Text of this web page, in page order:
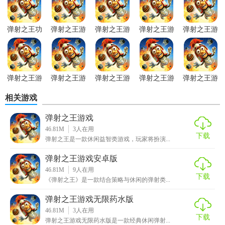
2. 利用道具：游戏中会随机出现各种道具，如加速、减速、
分裂等，合理利用这些道具可以事半功倍。
3. 连续弹射：注意炮弹的弹射路径，尽可能实现多次连续弹
射，以最大化伤害。
弹射之王游戏汉化版亮点
1. 丰富的关卡设计：包含多个不同难度和主题的关卡，保证
游戏的可玩性和挑战性。
2. 精美画面：采用卡通风格的画面设计，色彩鲜艳，角色形
象可爱，提升游戏趣味性。
3. 多样化角色：玩家可以解锁并扮演不同特性的国王角色，
每个角色都有独特的技能和属性。
4. 社交互动：支持多人在线对战，可以与好友一起组队挑
战，增加游戏的互动性。
弹射之王功
能强化新版
弹射之王游
戏官方版
弹射之王游
戏无限药水
版
弹射之王游
戏去广告版
弹射之王游
戏免费版
弹射之王游
弹射之王游
弹射之王游
弹射之王游
弹射之王游
相关游戏
弹射之王游戏
46.81M 3人在用
弹射之王是一款休闲益智类游戏，玩家将扮演...
下载
弹射之王游戏安卓版
46.81M 9人在用
《弹射之王》是一款结合策略与休闲的弹射类...
下载
弹射之王游戏无限药水版
46.81M 3人在用
弹射之王游戏无限药水版是一款经典休闲弹射...
下载